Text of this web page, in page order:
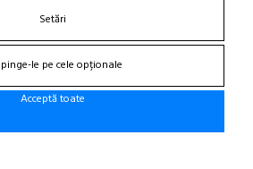
Setări
le pe cele opționale
Acceptă toate
0766 182 326